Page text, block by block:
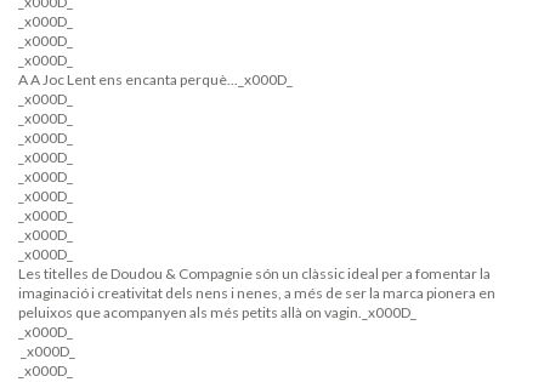
_x000D_
_x000D_
_x000D_
A A Joc Lent ens encanta perquè..._x000D_
_x000D_
_x000D_
_x000D_
_x000D_
_x000D_
_x000D_
_x000D_
_x000D_
_x000D_
Les titelles de Doudou & Compagnie són un clàssic ideal per a fomentar la
imaginació i creativitat dels nens i nenes, a més de ser la marca pionera en
peluixos que acompanyen als més petits allà on vagin._x000D_
_x000D_
_x000D_
_x000D_